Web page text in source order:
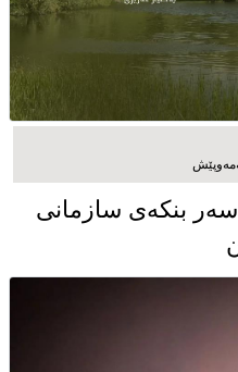
بنکەی سازمانی